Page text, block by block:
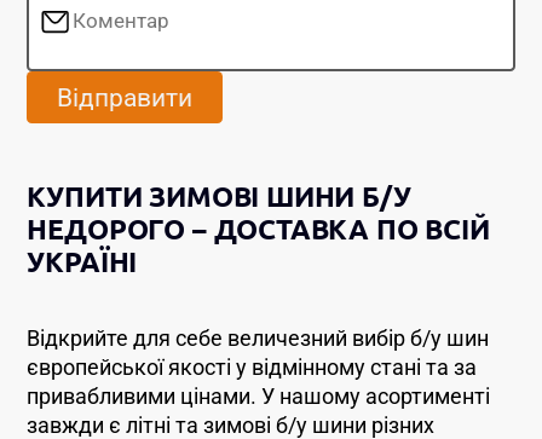
Відправити
КУПИТИ ЗИМОВІ ШИНИ Б/У
НЕДОРОГО – ДОСТАВКА ПО ВСІЙ
УКРАЇНІ
Відкрийте для себе величезний вибір б/у шин
європейської якості у відмінному стані та за
привабливими цінами. У нашому асортименті
завжди є літні та зимові б/у шини різних